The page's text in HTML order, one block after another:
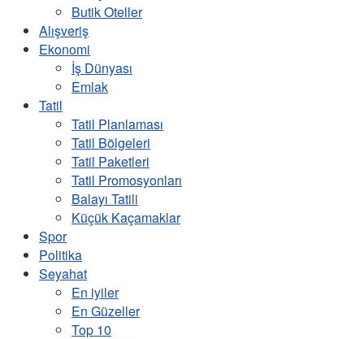
Butik Oteller
Alışveriş
Ekonomi
İş Dünyası
Emlak
Tatil
Tatil Planlaması
Tatil Bölgeleri
Tatil Paketleri
Tatil Promosyonları
Balayı Tatili
Küçük Kaçamaklar
Spor
Politika
Seyahat
En iyiler
En Güzeller
Top 10